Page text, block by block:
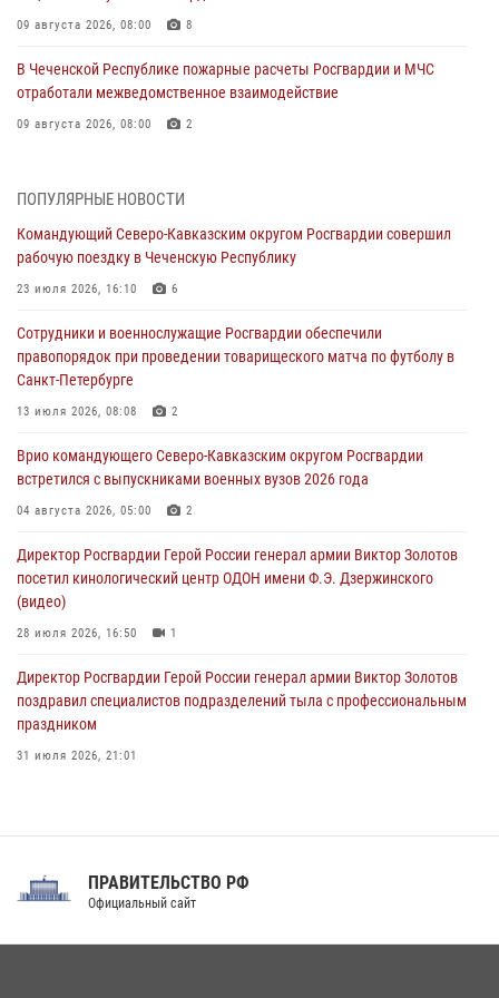
09 августа 2026, 08:00 8
В Чеченской Республике пожарные расчеты Росгвардии и МЧС
отработали межведомственное взаимодействие
09 августа 2026, 08:00 2
определили на Кубани
В Ульяновске росгвардейцы присоединились к донорской акции
(видео)
В регионах Урала бойцам Росгвардии в зону СВО передали свежие
тиражи газет
09 августа 2026, 05:00
Росгвардейцы провели занятие по стрелковой подготовке для
воспитанников Центра детского, юношеского туризма и
краеведения Луганской Народной Республики
ПОПУЛЯРНЫЕ НОВОСТИ
Командующий Северо-Кавказским округом Росгвардии совершил
рабочую поездку в Чеченскую Республику
23 июля 2026, 16:10 6
Сотрудники и военнослужащие Росгвардии обеспечили
правопорядок при проведении товарищеского матча по футболу в
Санкт-Петербурге
13 июля 2026, 08:08 2
Врио командующего Северо-Кавказским округом Росгвардии
встретился с выпускниками военных вузов 2026 года
04 августа 2026, 05:00 2
Директор Росгвардии Герой России генерал армии Виктор Золотов
посетил кинологический центр ОДОН имени Ф.Э. Дзержинского
(видео)
28 июля 2026, 16:50 1
Директор Росгвардии Герой России генерал армии Виктор Золотов
поздравил специалистов подразделений тыла с профессиональным
праздником
31 июля 2026, 21:01
Праздник «Один день с Росгвардией» к 105-летию Центрального
ПРАВИТЕЛЬСТВО РФ
Официальный сайт